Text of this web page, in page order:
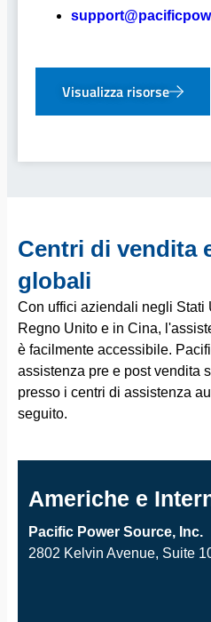
Visualizza risorse
Centri di vendita
globali
Con uffici aziendali negli Stati
Regno Unito e in Cina,
è facilmente accessibile.
assistenza pre e post vendita
presso i centri di assistenza
seguito.
Americhe e
Pacific Power Source, Inc.
2802 Kelvin Avenue, Suite